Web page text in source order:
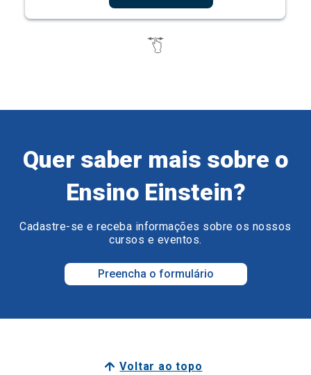
Quer saber mais sobre o
Ensino Einstein?
Cadastre-se e receba informações sobre os nossos
cursos e eventos.
Preencha o formulário
Voltar ao topo